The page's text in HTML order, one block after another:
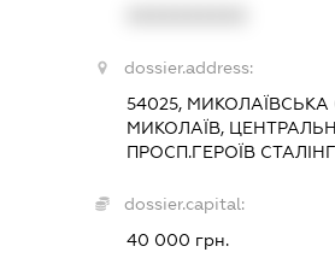
dossier.address:
54025, МИКОЛАЇВСЬКА
МИКОЛАЇВ,
ПРОСП.ГЕРОЇВ
dossier.capital:
40 000 грн.